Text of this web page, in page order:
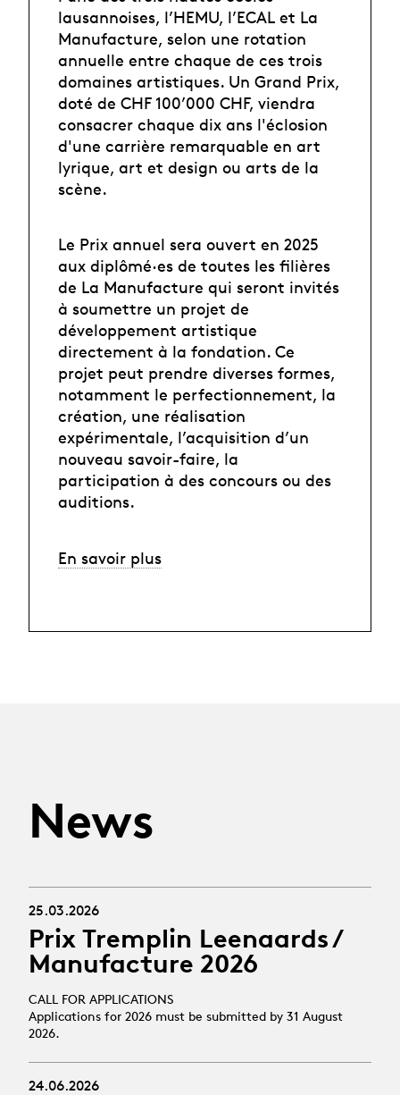
lausannoises, l’HEMU, l’ECAL et La
Manufacture, selon une rotation
annuelle entre chaque de ces trois
domaines artistiques. Un Grand Prix,
doté de CHF 100’000 CHF, viendra
consacrer chaque dix ans l'éclosion
d'une carrière remarquable en art
lyrique, art et design ou arts de la
scène.
Le Prix annuel sera ouvert en 2025
aux diplômé·es de toutes les filières
de La Manufacture qui seront invités
à soumettre un projet de
développement artistique
directement à la fondation. Ce
projet peut prendre diverses formes,
notamment le perfectionnement, la
création, une réalisation
expérimentale, l’acquisition d’un
nouveau savoir-faire, la
participation à des concours ou des
auditions.
En savoir plus
News
25.03.2026
Prix Tremplin Leenaards /
Manufacture 2026
CALL FOR APPLICATIONS
Applications for 2026 must be submitted by 31 August
2026.
24.06.2026